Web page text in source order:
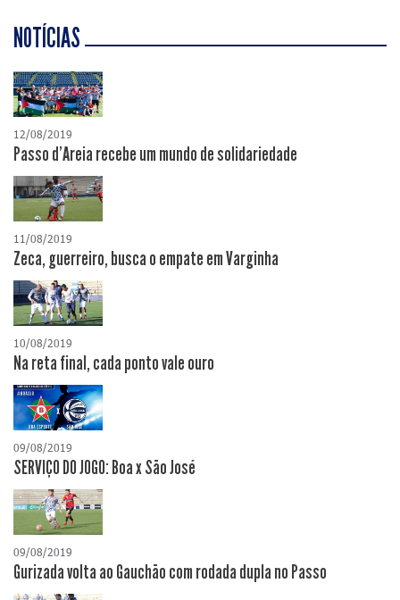
NOTÍCIAS
12/08/2019
Passo d'Areia recebe um mundo de solidariedade
11/08/2019
Zeca, guerreiro, busca o empate em Varginha
10/08/2019
Na reta final, cada ponto vale ouro
09/08/2019
SERVIÇO DO JOGO: Boa x São José
09/08/2019
Gurizada volta ao Gauchão com rodada dupla no Passo